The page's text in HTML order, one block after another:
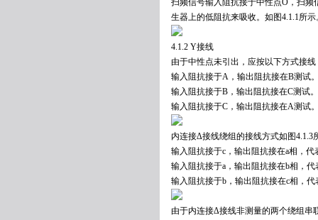
扫频信号输入阻抗接于中性点O，扫
生器上的低阻抗来吸收。如图4.1.1所示
4.1.2 Y接线
由于中性点未引出，应按以下方式接线
输入阻抗接于A，输出阻抗接在B测试
输入阻抗接于B，输出阻抗接在C测试。
输入阻抗接于C，输出阻抗接在A测试
内连接Δ接线绕组的接线方式如图4.1.3
输入阻抗接于c，输出阻抗接在a相，代
输入阻抗接于a，输出阻抗接在b相，代
输入阻抗接于b，输出阻抗接在c相，代
由于内连接Δ接线非测量的两个绕组串